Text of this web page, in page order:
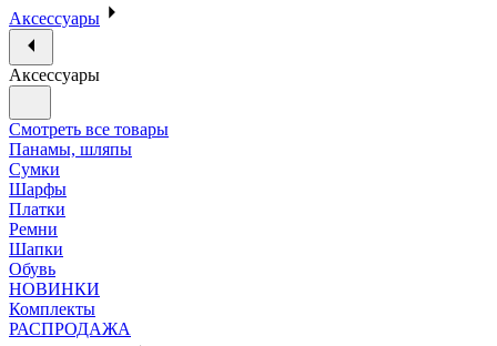
Аксессуары
Аксессуары
Смотреть все товары
Панамы, шляпы
Сумки
Шарфы
Платки
Ремни
Шапки
Обувь
НОВИНКИ
Комплекты
РАСПРОДАЖА